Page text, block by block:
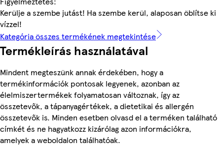
Kerülje a szembe jutást! Ha szembe kerül, alaposan öblítse ki
vízzel!
Kategória összes termékének megtekintése
Termékleírás használatával
Mindent megteszünk annak érdekében, hogy a
termékinformációk pontosak legyenek, azonban az
élelmiszertermékek folyamatosan változnak, így az
összetevők, a tápanyagértékek, a dietetikai és allergén
összetevők is. Minden esetben olvasd el a terméken található
címkét és ne hagyatkozz kizárólag azon információkra,
amelyek a weboldalon találhatóak.